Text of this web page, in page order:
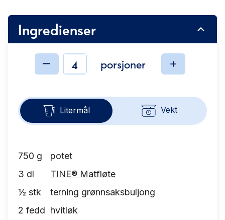
Ingredienser
Ingredienserporsjoner
Litermål Vekt
750 g
potet
3 dl
TINE® Matfløte
½ stk
terning grønnsaksbuljong
2 fedd hvitløk